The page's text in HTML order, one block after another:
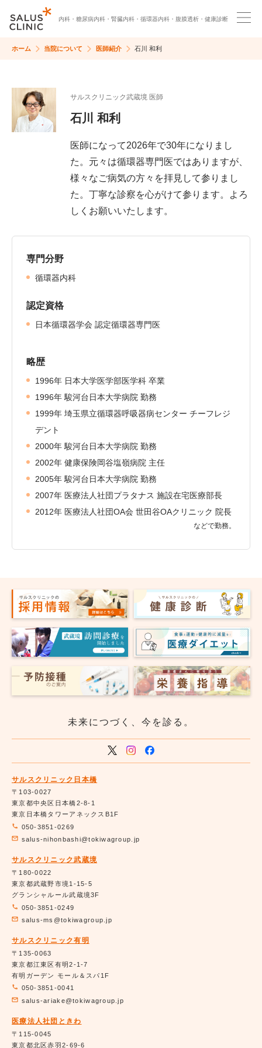
内科・ 糖尿病内科・ 腎臓内科・ 循環器内科・ 腹膜透析・ 健康診断
ホーム 当院について 医師紹介 石川 和利
サルスクリニック武蔵境 医師
石川 和利
医師になって2026年で30年になりまし
た。元々は循環器専門医ではありますが、
様々なご病気の方々を拝見して参りまし
た。丁寧な診察を心がけて参ります。よろ
しくお願いいたします。
専門分野
循環器内科
認定資格
日本循環器学会 認定循環器専門医
略歴
1996年 日本大学医学部医学科 卒業
1996年 駿河台日本大学病院 勤務
1999年 埼玉県立循環器呼吸器病センター チーフレジ
デント
2000年 駿河台日本大学病院 勤務
2002年 健康保険岡谷塩嶺病院 主任
2005年 駿河台日本大学病院 勤務
2007年 医療法人社団プラタナス 施設在宅医療部長
2012年 医療法人社団OA会 世田谷OAクリニック 院長
などで勤務。
未来につづく、今を診る。
サルスクリニック日本橋
〒103-0027
東京都中央区日本橋2-8-1
東京日本橋タワーアネックスB1F
050-3851-0269
salus-nihonbashi@tokiwagroup.jp
サルスクリニック武蔵境
〒180-0022
東京都武蔵野市境1-15-5
グランシャルール武蔵境3F
050-3851-0249
salus-ms@tokiwagroup.jp
サルスクリニック有明
〒135-0063
東京都江東区有明2-1-7
有明ガーデン モール＆スパ1F
050-3851-0041
salus-ariake@tokiwagroup.jp
医療法人社団ときわ
〒115-0045
東京都北区赤羽2-69-6